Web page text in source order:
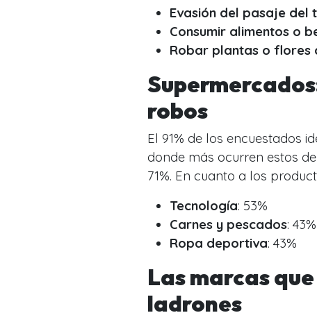
Evasión del pasaje del
Consumir alimentos o
Robar plantas o flores
robos
El 91% de los encuestados
donde más ocurren estos
71%. En cuanto a los
Tecnología: 53%
Carnes y pescados: 43%
Ropa deportiva: 43%
Las marcas
ladrones